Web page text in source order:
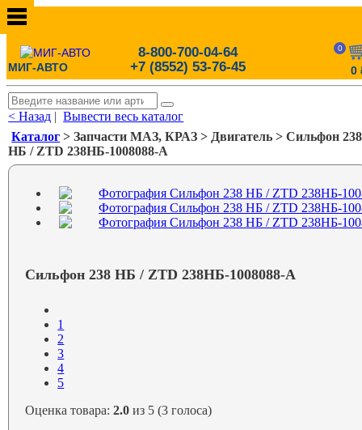
МИГ-АВТО
8-800-700-04-64
+7 (8552) 53-76-45
0
0
< Назад |Вывести весь каталог
Каталог > Запчасти МАЗ, КРАЗ > Двигатель > Сильфон 238
НБ / ZTD 238НБ-1008088-А
Сильфон 238 НБ / ZTD 238НБ-1008088-А
1
2
3
4
5
Оценка товара:2.0 из 5 (3 голоса)